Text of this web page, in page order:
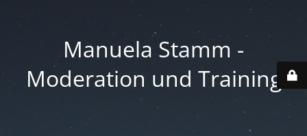
Manuela Stamm -
Moderation und Training